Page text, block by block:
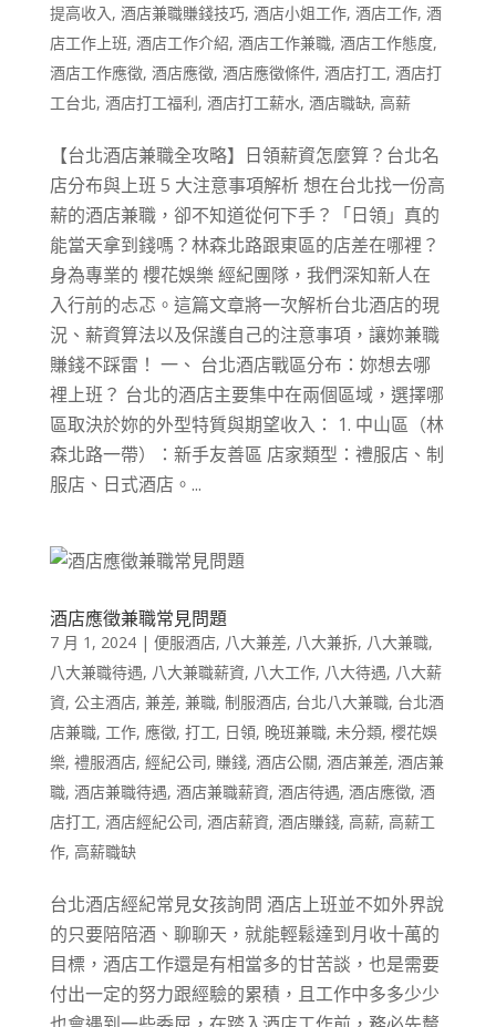
提高收入, 酒店兼職賺錢技巧, 酒店小姐工作, 酒店工作, 酒
店工作上班, 酒店工作介紹, 酒店工作兼職, 酒店工作態度,
酒店工作應徵, 酒店應徵, 酒店應徵條件, 酒店打工, 酒店打
工台北, 酒店打工福利, 酒店打工薪水, 酒店職缺, 高薪
【台北酒店兼職全攻略】日領薪資怎麼算？台北名
店分布與上班 5 大注意事項解析 想在台北找一份高
薪的酒店兼職，卻不知道從何下手？「日領」真的
能當天拿到錢嗎？林森北路跟東區的店差在哪裡？
身為專業的 櫻花娛樂 經紀團隊，我們深知新人在
入行前的忐忑。這篇文章將一次解析台北酒店的現
況、薪資算法以及保護自己的注意事項，讓妳兼職
賺錢不踩雷！ 一、 台北酒店戰區分布：妳想去哪
裡上班？ 台北的酒店主要集中在兩個區域，選擇哪
區取決於妳的外型特質與期望收入： 1. 中山區（林
森北路一帶）：新手友善區 店家類型：禮服店、制
服店、日式酒店。...
酒店應徵兼職常見問題
7 月 1, 2024| 便服酒店, 八大兼差, 八大兼拆, 八大兼職,
八大兼職待遇, 八大兼職薪資, 八大工作, 八大待遇, 八大薪
資, 公主酒店, 兼差, 兼職, 制服酒店, 台北八大兼職, 台北酒
店兼職, 工作, 應徵, 打工, 日領, 晚班兼職, 未分類, 櫻花娛
樂, 禮服酒店, 經紀公司, 賺錢, 酒店公關, 酒店兼差, 酒店兼
職, 酒店兼職待遇, 酒店兼職薪資, 酒店待遇, 酒店應徵, 酒
店打工, 酒店經紀公司, 酒店薪資, 酒店賺錢, 高薪, 高薪工
作, 高薪職缺
台北酒店經紀常見女孩詢問 酒店上班並不如外界說
的只要陪陪酒、聊聊天，就能輕鬆達到月收十萬的
目標，酒店工作還是有相當多的甘苦談，也是需要
付出一定的努力跟經驗的累積，且工作中多多少少